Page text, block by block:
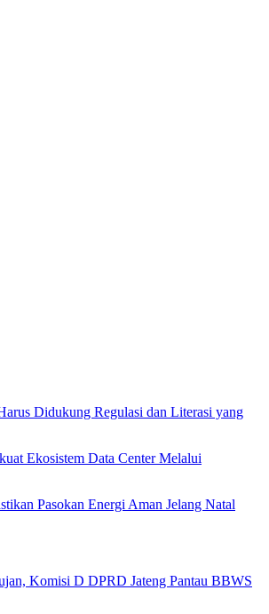
Didukung Regulasi dan Literasi yang
Ekosistem Data Center Melalui
Pasokan Energi Aman Jelang Natal
Komisi D DPRD Jateng Pantau BBWS